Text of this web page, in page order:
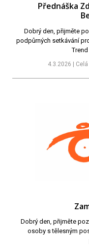
Přednáška
Dobrý den, přijměte
podpůrných setkávání
Trend
4.3.2026 |
Dobrý den, přijměte
osoby s tělesným